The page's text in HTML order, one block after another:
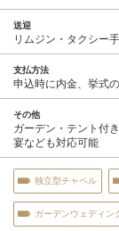
送迎
リムジン・タクシー
支払方法
申込時に内金、挙式
その他
ガーデン・テント付
宴なども対応可能
独立型チャペル
ガーデンウェディン